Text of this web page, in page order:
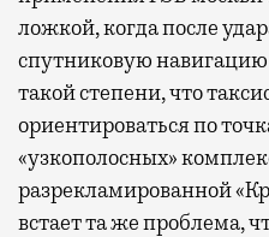
ложкой, когда после
спутниковую навигацию
такой степени, что
ориентироваться по
«узкополосных»
разрекламированной
встает та же проблема,